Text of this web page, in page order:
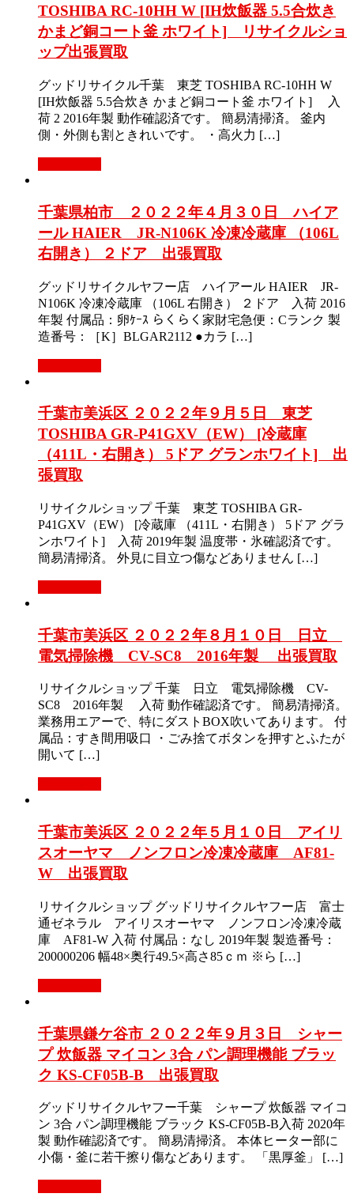
TOSHIBA RC-10HH W [IH炊飯器 5.5合炊き
かまど銅コート釜 ホワイト] リサイクルショ
ップ出張買取
グッドリサイクル千葉 東芝 TOSHIBA RC-10HH W
[IH炊飯器 5.5合炊き かまど銅コート釜 ホワイト] 入
荷 2 2016年製 動作確認済です。 簡易清掃済。 釜内
側・外側も割ときれいです。 ・高火力 […]
千葉県柏市 ２０２２年４月３０日 ハイア
ール HAIER JR-N106K 冷凍冷蔵庫 （106L
右開き） ２ドア 出張買取
グッドリサイクルヤフー店 ハイアール HAIER JR-
N106K 冷凍冷蔵庫 （106L 右開き） ２ドア 入荷 2016
年製 付属品：卵ｹｰｽ らくらく家財宅急便：Cランク 製
造番号：［K］BLGAR2112 ●カラ […]
千葉市美浜区 ２０２２年９月５日 東芝
TOSHIBA GR-P41GXV（EW） [冷蔵庫
（411L・右開き） 5ドア グランホワイト] 出
張買取
リサイクルショップ 千葉 東芝 TOSHIBA GR-
P41GXV（EW） [冷蔵庫 （411L・右開き） 5ドア グラ
ンホワイト] 入荷 2019年製 温度帯・氷確認済です。
簡易清掃済。 外見に目立つ傷などありません […]
千葉市美浜区 ２０２２年８月１０日 日立
電気掃除機 CV-SC8 2016年製 出張買取
リサイクルショップ 千葉 日立 電気掃除機 CV-
SC8 2016年製 入荷 動作確認済です。 簡易清掃済。
業務用エアーで、特にダストBOX吹いてあります。 付
属品：すき間用吸口 ・ごみ捨てボタンを押すとふたが
開いて […]
千葉市美浜区 ２０２２年５月１０日 アイリ
スオーヤマ ノンフロン冷凍冷蔵庫 AF81-
W 出張買取
リサイクルショップ グッドリサイクルヤフー店 富士
通ゼネラル アイリスオーヤマ ノンフロン冷凍冷蔵
庫 AF81-W 入荷 付属品：なし 2019年製 製造番号：
200000206 幅48×奥行49.5×高さ85ｃｍ ※ら […]
千葉県鎌ケ谷市 ２０２２年９月３日 シャー
プ 炊飯器 マイコン 3合 パン調理機能 ブラッ
ク KS-CF05B-B 出張買取
グッドリサイクルヤフー千葉 シャープ 炊飯器 マイコ
ン 3合 パン調理機能 ブラック KS-CF05B-B入荷 2020年
製 動作確認済です。 簡易清掃済。 本体ヒーター部に
小傷・釜に若干擦り傷などあります。 「黒厚釜」 […]